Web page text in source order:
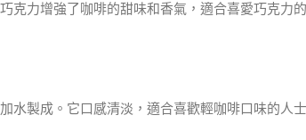
克力增強了咖啡的甜味和香氣，適合喜愛巧克力
水製成。它口感清淡，適合喜歡輕咖啡口味的人